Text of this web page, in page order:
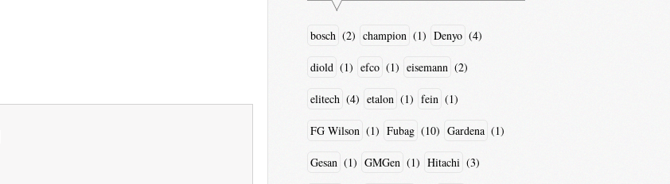
bosch (2) champion (1) Denyo (4)
diold (1) efco (1) eisemann (2)
elitech (4) etalon (1) fein (1)
FG Wilson (1) Fubag (10) Gardena (1)
Gesan (1) GMGen (1) Hitachi (3)